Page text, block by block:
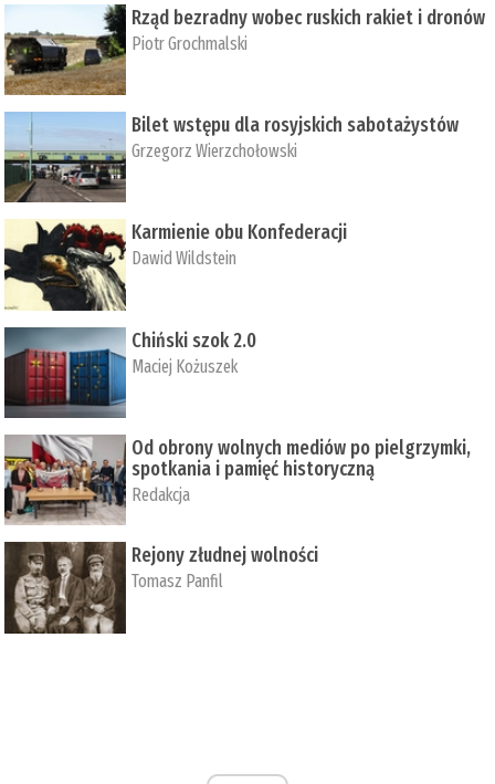
Rząd bezradny wobec ruskich rakiet i dronów
Piotr Grochmalski
Bilet wstępu dla rosyjskich sabotażystów
Grzegorz Wierzchołowski
Karmienie obu Konfederacji
Dawid Wildstein
Chiński szok 2.0
Maciej Kożuszek
Od obrony wolnych mediów po pielgrzymki,
spotkania i pamięć historyczną
Redakcja
Rejony złudnej wolności
Tomasz Panfil